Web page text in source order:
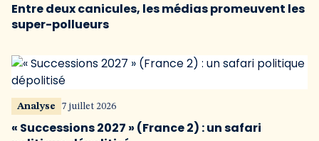
Entre deux canicules, les médias promeuvent les
super-pollueurs
Analyse 7 juillet 2026
« Successions 2027 » (France 2) : un safari